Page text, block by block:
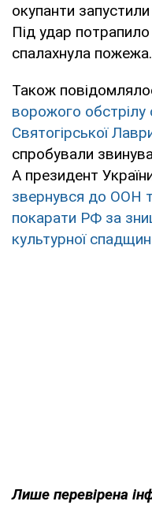
окупанти
Під удар
спалахнула
Також
ворожого обстрілу
Святогірської
спробували
А президент
звернувся до ООН
покарати РФ за
культурної
Лише перевірена